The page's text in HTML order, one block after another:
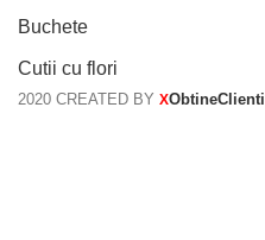
Buchete
Cutii cu flori
2020 CREATED BY XObtineClienti